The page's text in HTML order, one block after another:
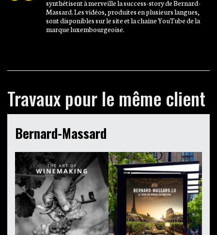
synthétisent à merveille la success-story de Bernard-
Massard. Les vidéos, produites en plusieurs langues,
sont disponibles sur le site et la chaîne YouTube de la
marque luxembourgeoise.
Travaux pour le même client
Bernard-Massard